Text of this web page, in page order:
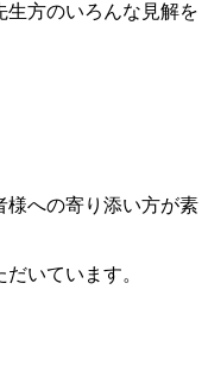
生方のいろんな見解を
様への寄り添い方が素
いています。